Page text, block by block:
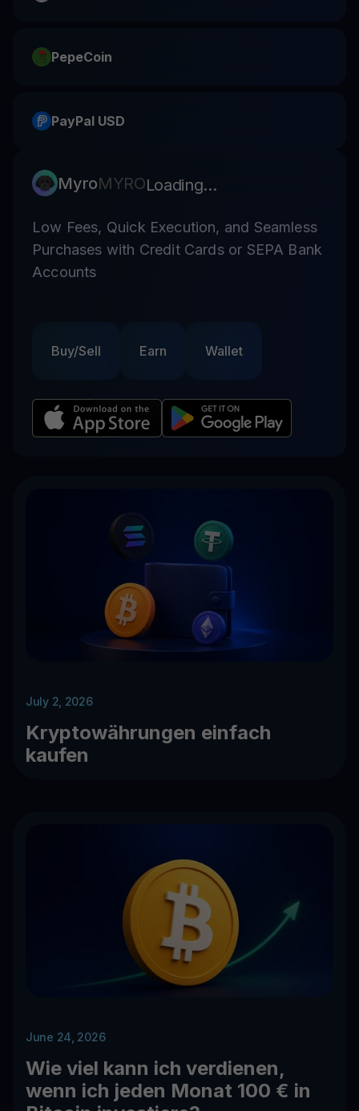
PepeCoin
PayPal USD
MyroMYROLoading...
Low Fees, Quick Execution, and Seamless
Purchases with Credit Cards or SEPA Bank
Accounts
Buy/Sell Earn Wallet
July 2, 2026
Kryptowährungen einfach
kaufen
June 24, 2026
Wie viel kann ich verdienen,
wenn ich jeden Monat 100 € in